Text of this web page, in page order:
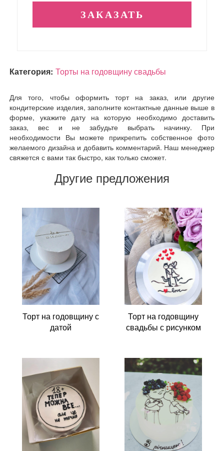
Категория: Торты на годовщину свадьбы
Для того, чтобы оформить торт на заказ, или другие
кондитерские изделия, заполните контактные данные выше в
форме, укажите дату на которую необходимо доставить
заказ, вес и не забудьте выбрать начинку. При
необходимости Вы можете прикрепить собственное фото
желаемого дизайна и добавить комментарий. Наш менеджер
свяжется с вами так быстро, как только сможет.
Другие предложения
Торт на годовщину с
датой
Торт на годовщину
свадьбы с рисунком